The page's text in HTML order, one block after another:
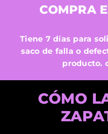
COMPRA
Tiene 7 días para
saco de falla o
producto.
CÓMO